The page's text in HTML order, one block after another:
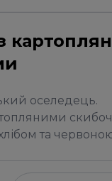
оселедець.
та